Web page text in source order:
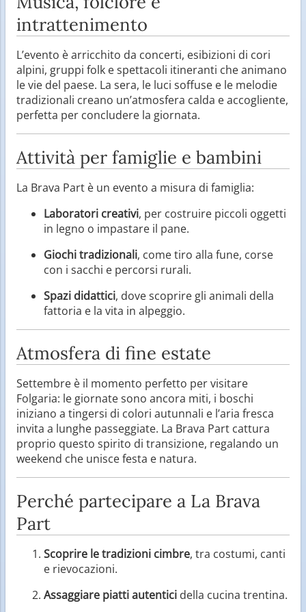
intrattenimento
L’evento è arricchito da concerti, esibizioni di cori
alpini, gruppi folk e spettacoli itineranti che animano
le vie del paese. La sera, le luci soffuse e le melodie
tradizionali creano un’atmosfera calda e accogliente,
perfetta per concludere la giornata.
Attività per famiglie e bambini
La Brava Part è un evento a misura di famiglia:
Laboratori creativi, per costruire piccoli oggetti
in legno o impastare il pane.
Giochi tradizionali, come tiro alla fune, corse
con i sacchi e percorsi rurali.
Spazi didattici, dove scoprire gli animali della
fattoria e la vita in alpeggio.
Atmosfera di fine estate
Settembre è il momento perfetto per visitare
Folgaria: le giornate sono ancora miti, i boschi
iniziano a tingersi di colori autunnali e l’aria fresca
invita a lunghe passeggiate. La Brava Part cattura
proprio questo spirito di transizione, regalando un
weekend che unisce festa e natura.
Perché partecipare a La Brava
Part
Scoprire le tradizioni cimbre, tra costumi, canti
e rievocazioni.
Assaggiare piatti autentici della cucina trentina.